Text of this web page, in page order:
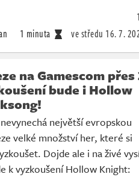
1 minuta ve středu 16. 7.
na Gamescom přes
bude i Hollow
největší evropskou
velké množství her, které si
Dojde ale i na živé
k vyzkoušení Hollow Knight: